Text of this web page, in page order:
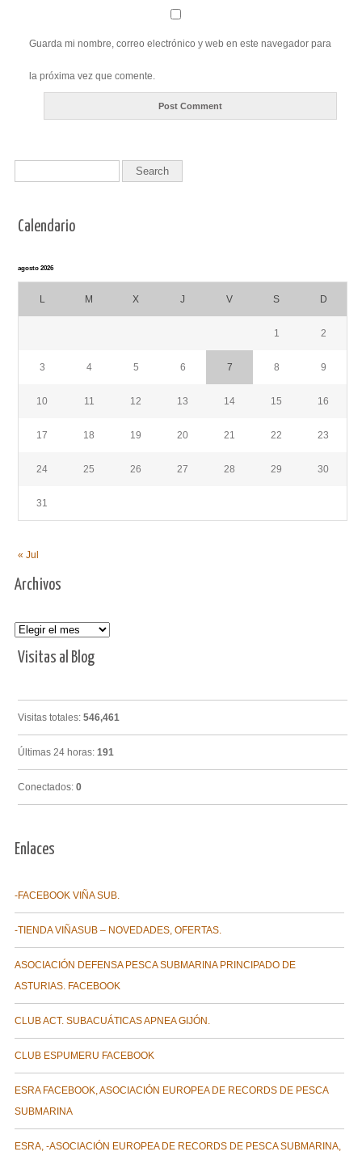
Guarda mi nombre, correo electrónico y web en este navegador para
la próxima vez que comente.
Calendario
agosto 2026
L M X J V S D
1 2
3 4 5 6 7 8 9
10 11 12 13 14 15 16
17 18 19 20 21 22 23
24 25 26 27 28 29 30
31
« Jul
Archivos
Archivos
Visitas al Blog
Visitas totales: 546,461
Últimas 24 horas: 191
Conectados: 0
Enlaces
-FACEBOOK VIÑA SUB.
-TIENDA VIÑASUB – NOVEDADES, OFERTAS.
ASOCIACIÓN DEFENSA PESCA SUBMARINA PRINCIPADO DE
ASTURIAS. FACEBOOK
CLUB ACT. SUBACUÁTICAS APNEA GIJÓN.
CLUB ESPUMERU FACEBOOK
ESRA FACEBOOK, ASOCIACIÓN EUROPEA DE RECORDS DE PESCA
SUBMARINA
ESRA, -ASOCIACIÓN EUROPEA DE RECORDS DE PESCA SUBMARINA,